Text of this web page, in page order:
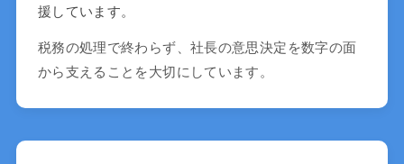
援しています。
税務の処理で終わらず、社長の意思決定を数字の面
から支えることを大切にしています。